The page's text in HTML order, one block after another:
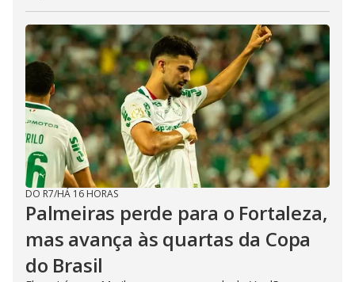
DO R7/HÁ 16 HORAS
Palmeiras perde para o Fortaleza,
mas avança às quartas da Copa
do Brasil